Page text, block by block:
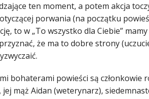
ten moment, a potem akcja
porwania (na początku
to w „To wszystko dla Ciebie”
że ma to dobre strony
bohaterami powieści są
jej mąż Aidan (weterynarz),